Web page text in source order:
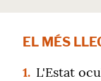
EL MÉS
1. L'Estat